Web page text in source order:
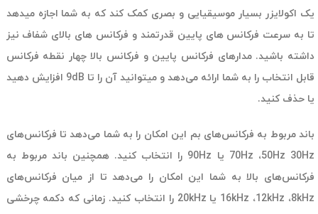
یک اکولایزر بسیار موسیقیایی و بصری کمک کند که به شما اجازه میدهد
تا به سرعت فرکانس های پایین قدرتمند و فرکانس های بالای شفاف نیز
داشته باشید. مدارهای فرکانس پایین و فرکانس بالا چهار نقطه فرکانس
قابل انتخاب را به شما ارائه می‌دهد و میتوانید آن را تا 9dB افزایش دهید
یا حذف کنید.
باند مربوط به فرکانس‌های بم این امکان را به شما می‌دهد تا فرکانس‌های
70Hz ،50Hz 30Hz یا 90Hz را انتخاب کنید. همچنین باند مربوط به
فرکانس‌های بالا به شما این امکان را می‌دهد تا از میان فرکانس‌های
16kHz ،12kHz ،8kHz یا 20kHz را انتخاب کنید. زمانی که دکمه چرخشی